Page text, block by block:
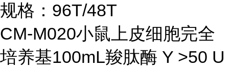
规格：96T/48T
CM-M020小鼠上皮细胞完全
培养基100mL羧肽酶 Y >50 U